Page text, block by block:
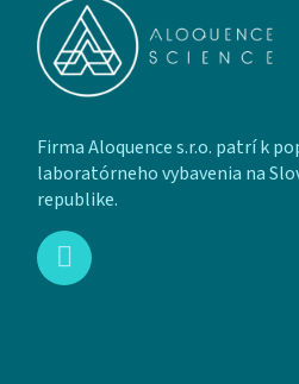
Firma Aloquence s.r.o. patrí k
laboratórneho vybavenia na
republike.